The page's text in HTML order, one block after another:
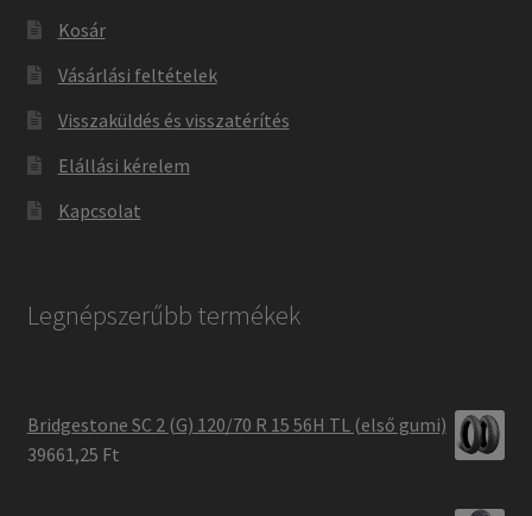
Kosár
Vásárlási feltételek
Visszaküldés és visszatérítés
Elállási kérelem
Kapcsolat
Legnépszerűbb termékek
Bridgestone SC 2 (G) 120/70 R 15 56H TL (első gumi)
39661,25 Ft